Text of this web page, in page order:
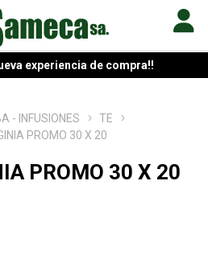
experiencia de compra!!
- INFUSIONES
TE
PROMO 30 X 20
PROMO 30 X 20